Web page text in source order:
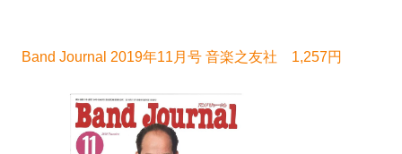
Band Journal 2019年11月号 音楽之友社 1,257円